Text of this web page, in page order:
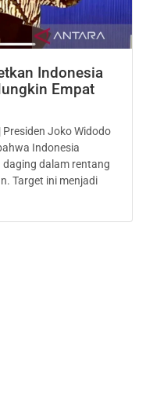
Indonesia
Empat
Joko Widodo
Indonesia
dalam rentang
Target ini menjadi